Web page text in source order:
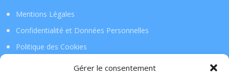
Gérer le consentement
Mentions Légales
Confidentialité et Données Personnelles
Politique des Cookies
Téléchargez l’application !